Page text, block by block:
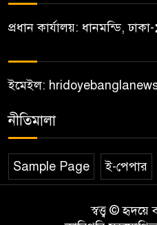
প্রধান কার্যালয়: ধানমন্ডি,
ইমেইল:
নীতিমালা
Sample Page ই-পেপার
স্বত্ত্ব © হৃদয়ে